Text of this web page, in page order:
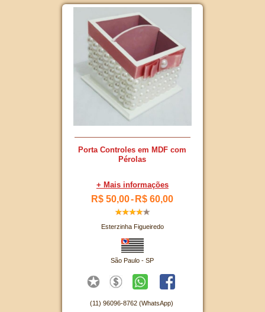
Porta Controles em MDF com
Pérolas
+ Mais informações
R$ 50,00- R$ 60,00
Esterzinha Figueiredo
São Paulo - SP
(11) 96096-8762 (WhatsApp)